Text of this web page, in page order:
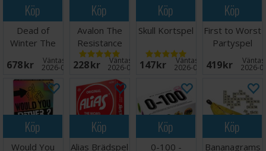
Köp
Dead of
Winter The
Long Night
Brädspel
678 SEK Väntas in:
2026-09-30
Köp
Avalon The
Resistance
Kortspel
228 SEK Väntas in:
2026-08-15
Köp
Skull Kortspel
147 SEK Väntas in:
2026-09-15
Köp
First to Worst
Partyspel
419 SEK 2026-
Köp
Would You
Köp
Alias Brädspel
Köp
0-100 -
Köp
Bananagrams